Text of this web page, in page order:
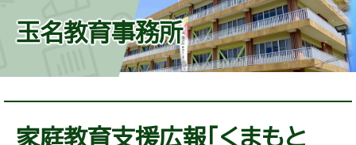
玉名教育事務所
家庭教育支援広報「くまもと